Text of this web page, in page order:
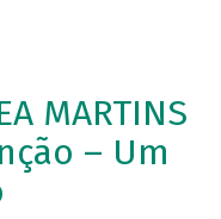
MARTINS
– Um